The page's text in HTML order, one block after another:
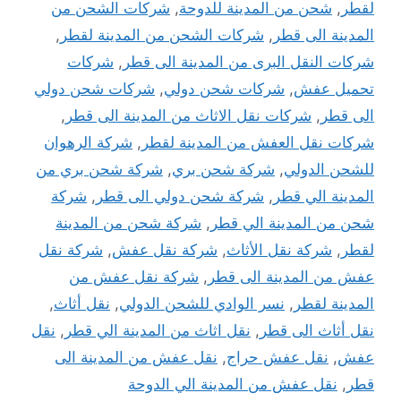
لقطر , شحن من المدينة للدوحة, شركات الشحن من
المدينة الى قطر , شركات الشحن من المدينة لقطر ,
شركات النقل البرى من المدينة الى قطر , شركات
تحميل عفش, شركات شحن دولي, شركات شحن دولي
الى قطر , شركات نقل الاثاث من المدينة الى قطر ,
شركات نقل العفش من المدينة لقطر , شركة الرهوان
للشحن الدولي, شركة شحن بري, شركة شحن بري من
المدينة الي قطر , شركة شحن دولي الى قطر , شركة
شحن من المدينة الي قطر , شركة شحن من المدينة
لقطر , شركة نقل الأثاث, شركة نقل عفش, شركة نقل
عفش من المدينة الى قطر , شركة نقل عفش من
المدينة لقطر , نسر الوادي للشحن الدولي, نقل أثاث,
نقل أثاث الى قطر , نقل اثاث من المدينة الي قطر , نقل
عفش, نقل عفش حراج, نقل عفش من المدينة الى
قطر , نقل عفش من المدينة الي الدوحة